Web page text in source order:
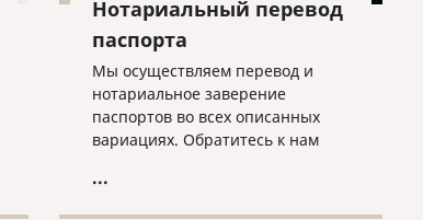
Нотариальный перевод
паспорта
Мы осуществляем перевод и
нотариальное заверение
паспортов во всех описанных
вариациях. Обратитесь к нам
сделано оперативно, грамотно и
...